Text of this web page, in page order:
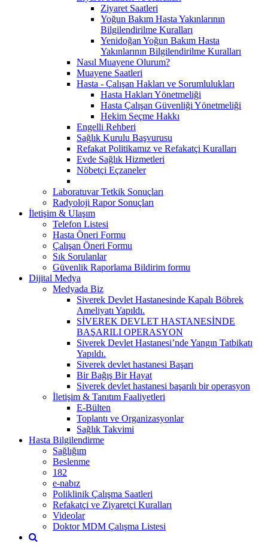
Ziyaret Saatleri
Yoğun Bakım Hasta Yakınlarının
Bilgilendirilme Kuralları
Yenidoğan Yoğun Bakım Hasta
Yakınlarının Bilgilendirilme Kuralları
Nasıl Muayene Olurum?
Muayene Saatleri
Hasta - Çalışan Hakları ve Sorumlulukları
Hasta Hakları Yönetmeliği
Hasta Çalışan Güvenliği Yönetmeliği
Hekim Seçme Hakkı
Engelli Rehberi
Sağlık Kurulu Başvurusu
Refakat Politikamız ve Refakatçi Kuralları
Evde Sağlık Hizmetleri
Nöbetçi Eçzaneler
Laboratuvar Tetkik Sonuçları
Radyoloji Rapor Sonuçları
İletişim & Ulaşım
Telefon Listesi
Hasta Öneri Formu
Çalışan Öneri Formu
Sık Sorulanlar
Güvenlik Raporlama Bildirim formu
Dijital Medya
Medyada Biz
Siverek Devlet Hastanesinde Kapalı Böbrek
Ameliyatı Yapıldı.
SİVEREK DEVLET HASTANESİNDE
BAŞARILI OPERASYON
Siverek Devlet Hastanesi’nde Yangın Tatbikatı
Yapıldı.
Siverek devlet hastanesi Başarı
Bir Bağış Bir Hayat
Siverek devlet hastanesi başarılı bir operasyon
İletişim & Tanıtım Faaliyetleri
E-Bülten
Toplantı ve Organizasyonlar
Sağlık Takvimi
Hasta Bilgilendirme
Sağlığım
Beslenme
182
e-nabız
Poliklinik Çalışma Saatleri
Refakatçi ve Ziyaretçi Kuralları
Videolar
Doktor MDM Çalışma Listesi